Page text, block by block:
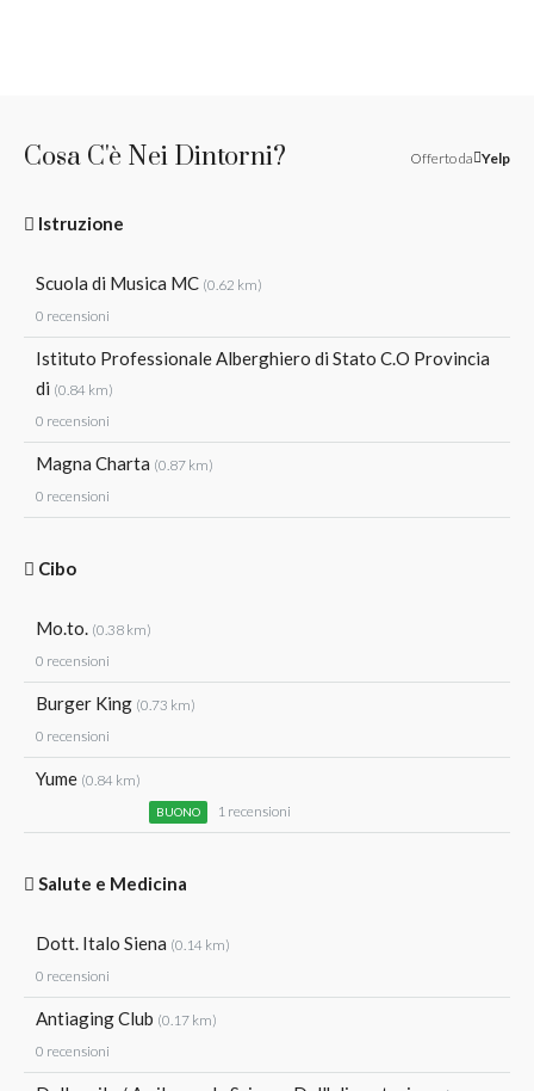
Cosa C'è Nei Dintorni? Offerto da Yelp
Istruzione
Scuola di Musica MC (0.62 km)
0 recensioni
Istituto Professionale Alberghiero di Stato C.O Provincia
di (0.84 km)
0 recensioni
Magna Charta (0.87 km)
0 recensioni
Cibo
Mo.to. (0.38 km)
0 recensioni
Burger King (0.73 km)
0 recensioni
Yume (0.84 km)
BUONO 1 recensioni
Salute e Medicina
Dott. Italo Siena (0.14 km)
0 recensioni
Antiaging Club (0.17 km)
0 recensioni